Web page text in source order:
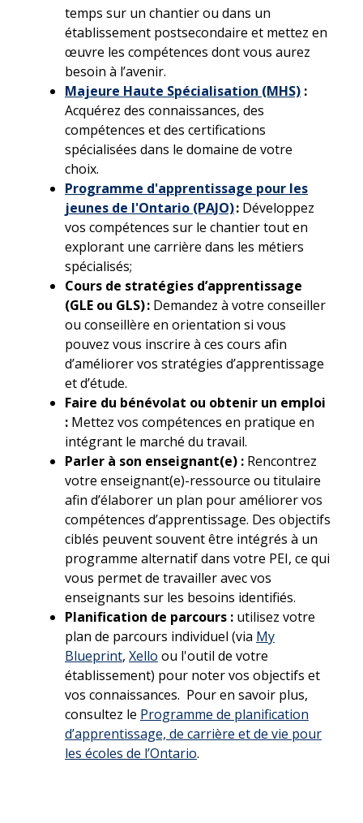
temps sur un chantier ou dans un
établissement postsecondaire et mettez en
œuvre les compétences dont vous aurez
besoin à l’avenir.
Majeure Haute Spécialisation (MHS) :
Acquérez des connaissances, des
compétences et des certifications
spécialisées dans le domaine de votre
choix.
Programme d'apprentissage pour les
jeunes de l'Ontario (PAJO): Développez
vos compétences sur le chantier tout en
explorant une carrière dans les métiers
spécialisés;
Cours de stratégies d’apprentissage
(GLE ou GLS) : Demandez à votre conseiller
ou conseillère en orientation si vous
pouvez vous inscrire à ces cours afin
d’améliorer vos stratégies d’apprentissage
et d’étude.
Faire du bénévolat ou obtenir un emploi
: Mettez vos compétences en pratique en
intégrant le marché du travail.
Parler à son enseignant(e) : Rencontrez
votre enseignant(e)-ressource ou titulaire
afin d’élaborer un plan pour améliorer vos
compétences d’apprentissage. Des objectifs
ciblés peuvent souvent être intégrés à un
programme alternatif dans votre PEI, ce qui
vous permet de travailler avec vos
enseignants sur les besoins identifiés.
Planification de parcours : utilisez votre
plan de parcours individuel (via My
Blueprint, Xello ou l'outil de votre
établissement) pour noter vos objectifs et
vos connaissances. Pour en savoir plus,
consultez le Programme de planification
d’apprentissage, de carrière et de vie pour
les écoles de l’Ontario.